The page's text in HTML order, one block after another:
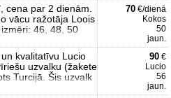
cena par 2 dienām.
vācu ražotāja Loois
46, 48, 50
70 €/dienā
Kokos
50
jaun.
kvalitatīvu Lucio
uzvalku (žakete
Turcijā. Šis uzvalk
90 €
Lucio
56
jaun.